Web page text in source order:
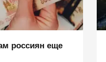
россиян еще